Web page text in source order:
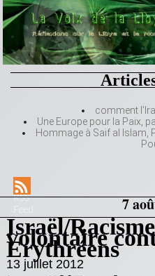
comment
Une Europe pour la Paix,
Hommage à Saif al Islam,
RSS
Feed
7
Israël/
volontaire
Erythréens
13 juillet 2012